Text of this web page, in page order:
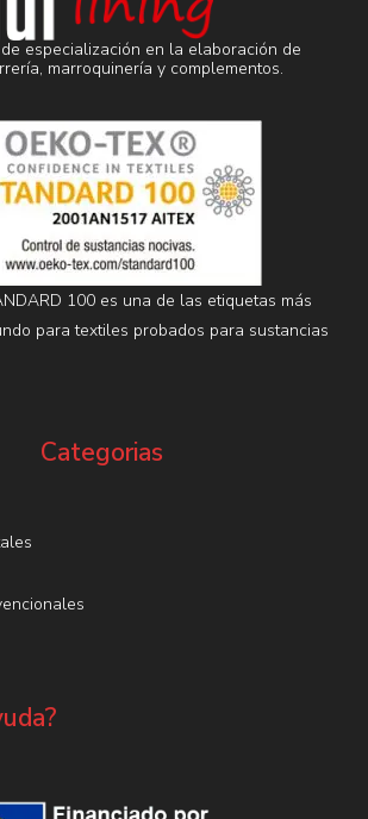
especialización en la elaboración de
marroquinería y complementos.
100 es una de las etiquetas más
para textiles probados para sustancias
Categorias